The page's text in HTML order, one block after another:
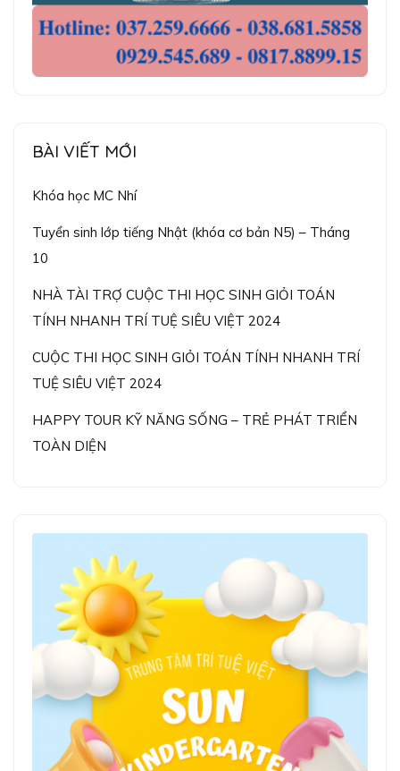
BÀI VIẾT MỚI
Khóa học MC Nhí
Tuyển sinh lớp tiếng Nhật (khóa cơ bản N5) – Tháng
10
NHÀ TÀI TRỢ CUỘC THI HỌC SINH GIỎI TOÁN
TÍNH NHANH TRÍ TUỆ SIÊU VIỆT 2024
CUỘC THI HỌC SINH GIỎI TOÁN TÍNH NHANH TRÍ
TUỆ SIÊU VIỆT 2024
HAPPY TOUR KỸ NĂNG SỐNG – TRẺ PHÁT TRIỂN
TOÀN DIỆN